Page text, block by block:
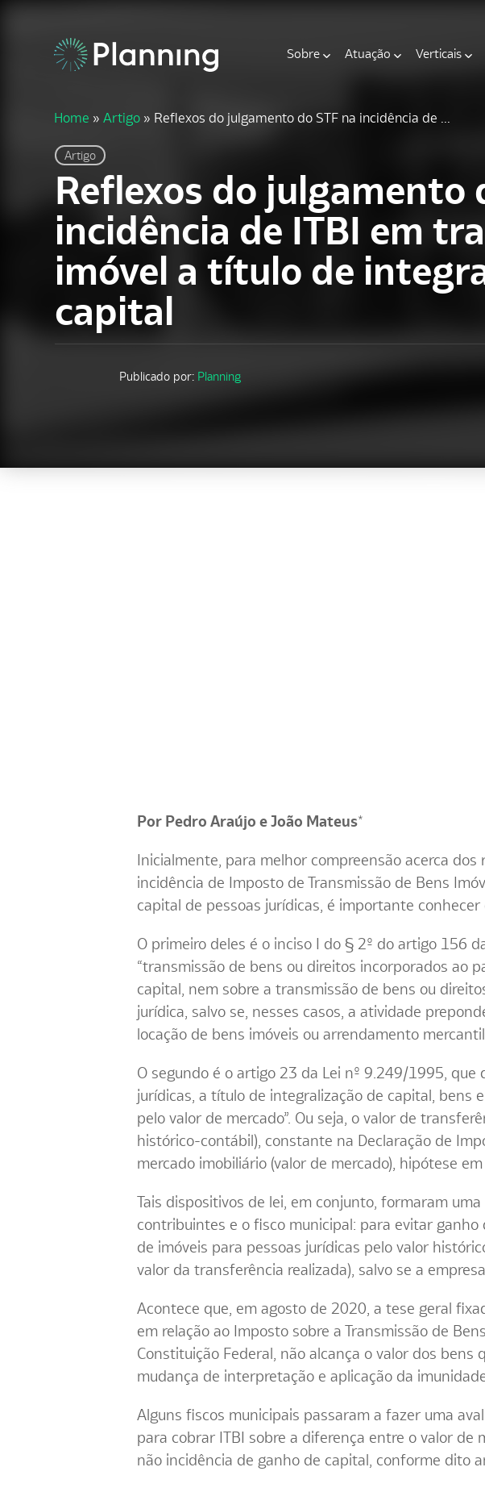
Sobre Atuação Verticais
Home » Artigo » Reflexos do julgamento do STF na incidência de ...
Artigo
Reflexos do julgamento
incidência de ITBI em
imóvel a título de
capital
Publicado por: Planning
Por Pedro Araújo e João Mateus*
Inicialmente, para melhor compreensão acerca dos
incidência de Imposto de Transmissão de Bens
capital de pessoas jurídicas, é importante conhecer
O primeiro deles é o inciso I do § 2º do artigo 156
“transmissão de bens ou direitos incorporados ao
capital, nem sobre a transmissão de bens ou
jurídica, salvo se, nesses casos, a atividade
locação de bens imóveis ou arrendamento
O segundo é o artigo 23 da Lei nº 9.249/1995,
jurídicas, a título de integralização de capital, bens
pelo valor de mercado”. Ou seja, o valor de
histórico-contábil), constante na Declaração de
mercado imobiliário (valor de mercado), hipótese
Tais dispositivos de lei, em conjunto, formaram
contribuintes e o fisco municipal: para evitar
de imóveis para pessoas jurídicas pelo valor
valor da transferência realizada), salvo se a
Acontece que, em agosto de 2020, a tese geral
em relação ao Imposto sobre a Transmissão de
Constituição Federal, não alcança o valor dos bens
mudança de interpretação e aplicação da
Alguns fiscos municipais passaram a fazer uma
para cobrar ITBI sobre a diferença entre o valor de
não incidência de ganho de capital, conforme dito